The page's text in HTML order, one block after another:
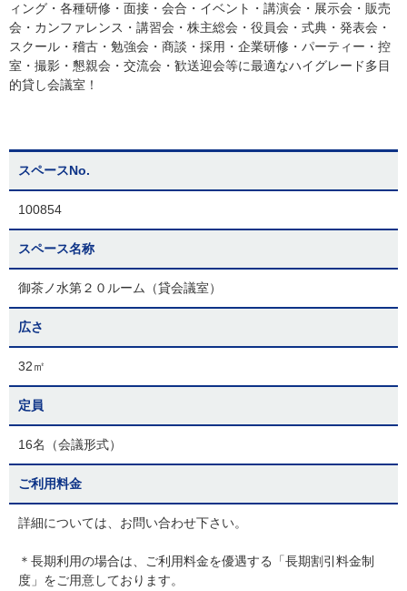
ィング・各種研修・面接・会合・イベント・講演会・展示会・販売
会・カンファレンス・講習会・株主総会・役員会・式典・発表会・
スクール・稽古・勉強会・商談・採用・企業研修・パーティー・控
室・撮影・懇親会・交流会・歓送迎会等に最適なハイグレード多目
的貸し会議室！
スペースNo.
100854
スペース名称
御茶ノ水第２０ルーム（貸会議室）
広さ
32㎡
定員
16名（会議形式）
ご利用料金
詳細については、お問い合わせ下さい。
＊長期利用の場合は、ご利用料金を優遇する「長期割引料金制
度」をご用意しております。